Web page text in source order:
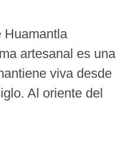
Huamantla
artesanal es una
viva desde
Al oriente del